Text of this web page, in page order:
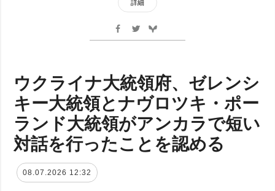
詳細
ウクライナ大統領府、ゼレンシ
キー大統領とナヴロツキ・ポー
ランド大統領がアンカラで短い
対話を行ったことを認める
08.07.2026 12:32